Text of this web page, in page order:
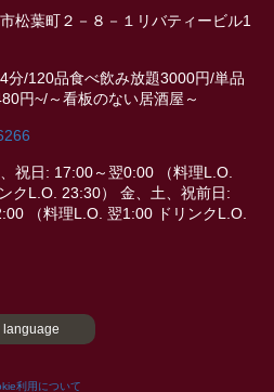
松葉町２－８－１リバティービル1
分/120品食べ飲み放題3000円/単品
円~/～看板のない居酒屋～
祝日: 17:00～翌0:00 （料理L.O.
クL.O. 23:30） 金、土、祝前日:
（料理L.O. 翌1:00 ドリンクL.O.
language
利用について